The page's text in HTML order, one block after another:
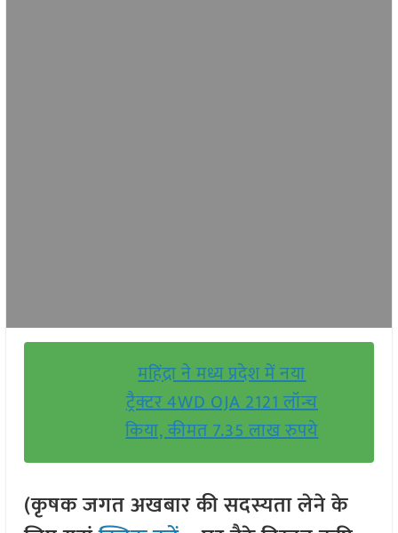
महिंद्रा ने मध्य प्रदेश में नया
ट्रैक्टर 4WD OJA 2121 लॉन्च
किया, कीमत 7.35 लाख रुपये
(कृषक जगत अखबार की सदस्यता लेने के